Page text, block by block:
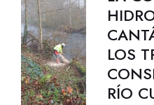
LOS
RÍO